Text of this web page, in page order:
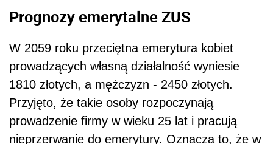
Prognozy emerytalne ZUS
W 2059 roku przeciętna emerytura kobiet
prowadzących własną działalność wyniesie
1810 złotych, a mężczyzn - 2450 złotych.
Przyjęto, że takie osoby rozpoczynają
prowadzenie firmy w wieku 25 lat i pracują
nieprzerwanie do emerytury. Oznacza to, że w